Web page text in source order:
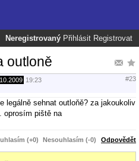
Neregistrovaný Přihlásit Registrovat
outloně
19:23 #23
legálně sehnat outloňě? za jakoukoliv
oprosím piště na
(+0) Nesouhlasím (-0) Odpovědět